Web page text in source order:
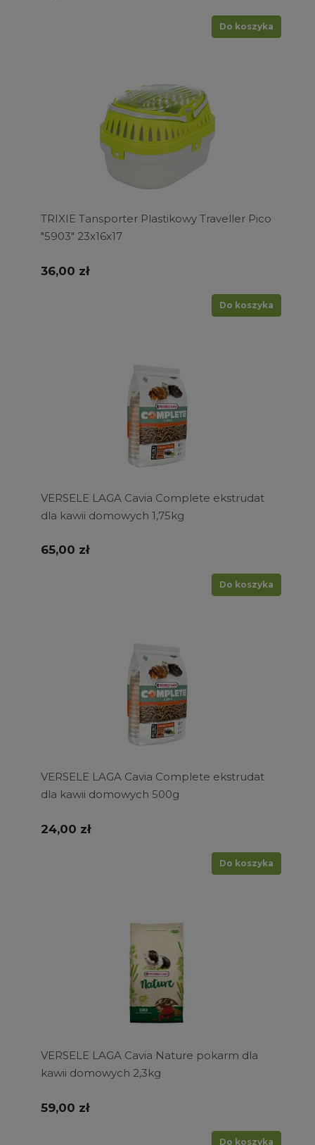
Do koszyka
TRIXIE Tansporter Plastikowy Traveller Pico
"5903" 23x16x17
36,00 zł
Do koszyka
VERSELE LAGA Cavia Complete ekstrudat
dla kawii domowych 1,75kg
65,00 zł
Do koszyka
VERSELE LAGA Cavia Complete ekstrudat
dla kawii domowych 500g
24,00 zł
Do koszyka
VERSELE LAGA Cavia Nature pokarm dla
kawii domowych 2,3kg
59,00 zł
Do koszyka